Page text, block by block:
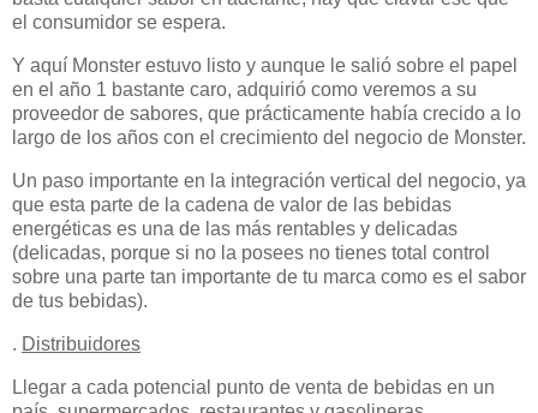
el consumidor se espera.
Y aquí Monster estuvo listo y aunque le salió sobre el papel
en el año 1 bastante caro, adquirió como veremos a su
proveedor de sabores, que prácticamente había crecido a lo
largo de los años con el crecimiento del negocio de Monster.
Un paso importante en la integración vertical del negocio, ya
que esta parte de la cadena de valor de las bebidas
energéticas es una de las más rentables y delicadas
(delicadas, porque si no la posees no tienes total control
sobre una parte tan importante de tu marca como es el sabor
de tus bebidas).
. Distribuidores
Llegar a cada potencial punto de venta de bebidas en un